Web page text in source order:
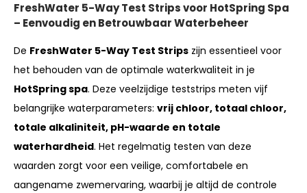
FreshWater 5-Way Test Strips voor HotSpring Spa
– Eenvoudig en Betrouwbaar Waterbeheer
De FreshWater 5-Way Test Strips zijn essentieel voor
het behouden van de optimale waterkwaliteit in je
HotSpring spa. Deze veelzijdige teststrips meten vijf
belangrijke waterparameters: vrij chloor, totaal chloor,
totale alkaliniteit, pH-waarde en totale
waterhardheid. Het regelmatig testen van deze
waarden zorgt voor een veilige, comfortabele en
aangename zwemervaring, waarbij je altijd de controle